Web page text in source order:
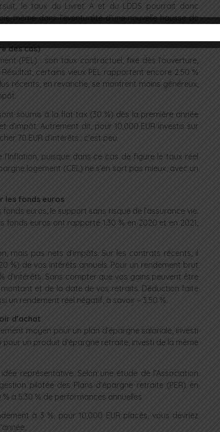
le taux du Livret A et du LDDS pourrait donc
même dans l’éventualité d’une nouvelle hausse de
des cas)
(PEL) : son taux contractuel, fixé dès l’ouverture,
certains vieux PEL rapportent encore 2.50 %
récents, en revanche, se montrent moins généreux,
soumis à la flat tax (30 %) dès la première année
d’impôt. Autrement dit, pour 10,000 EUR investis sur
70 EUR d’intérêts ; c’est peu.
puisque dans ce cas de figure le taux réel
logement (CEL) ne s’en sort pas mieux, avec un
les fonds euros
euros, le support sans risque de l’assurance vie.
fonds euros ont rapporté 1.30 % en 2020 et en 2021,
mais pas nets d’impôts. Sur les contrats récents, il
%) de vos intérêts annuels. Pour un rendement brut
d’intérêts. Sans compter que vos gains peuvent être
et de la date de vos retraits. Déduction faite
un rendement réel négatif, à savoir – 3.50 %.
d’achat
moyen pour un plan d’épargne salariale, investi
un produit d’épargne retraite, investi de la même
représentative. Selon une étude de l’Association
pilotée des Plans d’épargne retraite (PER) en
à 5.30 % de performances annuelles.
à 3 %, pour 10,000 EUR placés, vous devriez